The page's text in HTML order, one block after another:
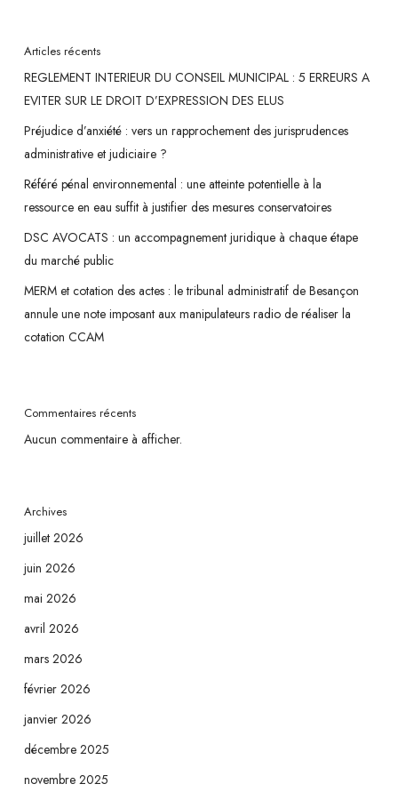
Articles récents
REGLEMENT INTERIEUR DU CONSEIL MUNICIPAL : 5 ERREURS A
EVITER SUR LE DROIT D’EXPRESSION DES ELUS
Préjudice d’anxiété : vers un rapprochement des jurisprudences
administrative et judiciaire ?
Référé pénal environnemental : une atteinte potentielle à la
ressource en eau suffit à justifier des mesures conservatoires
DSC AVOCATS : un accompagnement juridique à chaque étape
du marché public
MERM et cotation des actes : le tribunal administratif de Besançon
annule une note imposant aux manipulateurs radio de réaliser la
cotation CCAM
Commentaires récents
Aucun commentaire à afficher.
Archives
juillet 2026
juin 2026
mai 2026
avril 2026
mars 2026
février 2026
janvier 2026
décembre 2025
novembre 2025